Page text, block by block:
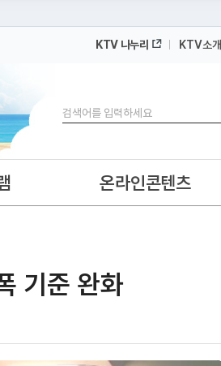
KTV 나누리 KTV소개
검색
온라인콘텐츠
기준 완화